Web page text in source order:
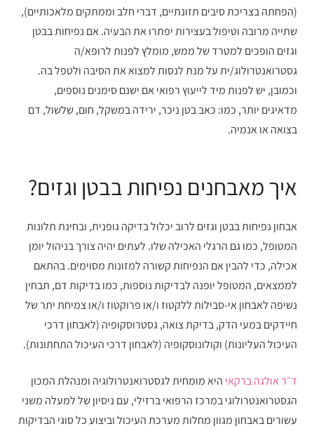
(הפחתה בצריכת סיבים תזונתיים, דברי חלב וממתקים מלאכותיים),
שתייה מרובה וטיפול בעצירות יפתרו את הבעיה. אם נפיחות בבטן
וגזים הופכים למטרד של ממש, מומלץ לפנות לרופא/ה
גסטרואנטרולוג/ית על מנת לנסות למצוא את הסיבה ולטפל בה.
וכמובן, יש לפנות מיד לייעוץ רפואי אם ישנם סימנים נוספים,
מדאיגים יותר, כמו: כאב בטן ניכר, ירידה במשקל, חום, שלשול, דם
בצואה או אנמיה.
איך מאבחנים נפיחות בבטן וגזים?
אבחון נפיחות בבטן וגזים לרוב יכלול בדיקה גופנית, ובחינת תלונות
המטופל, כמו גם הרגלי האכילה שלו. לעתים יהיה צורך בניהול יומן
אכילה, כדי להבין אם הנפיחות קשורה למזונות מסוימים. בהתאם
לממצאים, המטופל יופנה לבדיקות נוספות, כמו בדיקות דם, תבחין
נשיפה לאבחון אי-סבילות ללקטוז ו/או פרוקטוז ו/או צמיחת יתר של
חיידקים במעי הדק, בדיקת צואה, גסטרוסקופיה (לאבחון דרכי
העיכול העליונות) וקולונוסקופיה (לאבחון דרכי העיכול התחתונות).
ד״ר אולגה ברקאי היא מומחית לגסטרואנטרולוגיה ומנהלת המכון
הגסטרואנטרולוגי במרכז הרפואי ברזילי, עם ניסיון של למעלה משני
עשורים באבחון מגוון מחלות מערכת העיכול וביצוע כל סוגי הבדיקות